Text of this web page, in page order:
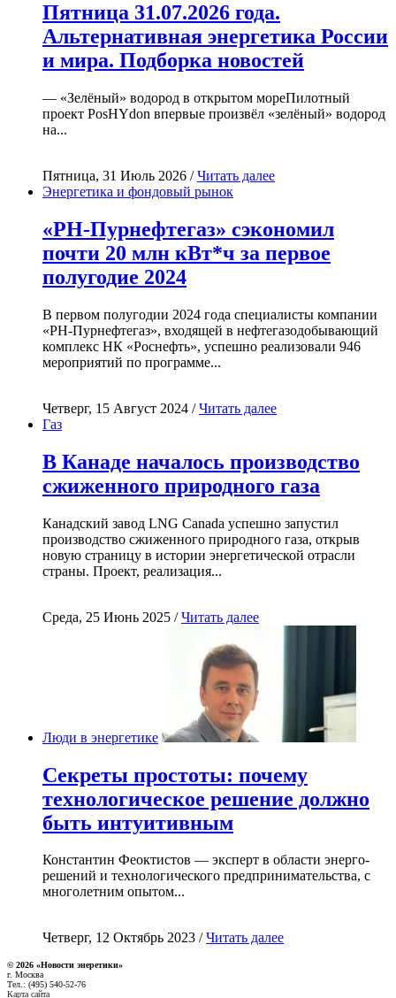
Пятница 31.07.2026 года.
Альтернативная энергетика России
и мира. Подборка новостей
— «Зелёный» водород в открытом мореПилотный
проект PosHYdon впервые произвёл «зелёный» водород
на...
Пятница, 31 Июль 2026 /Читать далее
Энергетика и фондовый рынок
«РН-Пурнефтегаз» сэкономил
почти 20 млн кВт*ч за первое
полугодие 2024
В первом полугодии 2024 года специалисты компании
«РН-Пурнефтегаз», входящей в нефтегазодобывающий
комплекс НК «Роснефть», успешно реализовали 946
мероприятий по программе...
Четверг, 15 Август 2024 /Читать далее
Газ
В Канаде началось производство
сжиженного природного газа
Канадский завод LNG Canada успешно запустил
производство сжиженного природного газа, открыв
новую страницу в истории энергетической отрасли
страны. Проект, реализация...
Среда, 25 Июнь 2025 /Читать далее
Люди в энергетике
Секреты простоты: почему
технологическое решение должно
быть интуитивным
Константин Феоктистов — эксперт в области энерго-
решений и технологического предпринимательства, с
многолетним опытом...
Четверг, 12 Октябрь 2023 /Читать далее
© 2026 «Новости энеретики»
г. Москва
Тел.: (495) 540-52-76
Карта сайта